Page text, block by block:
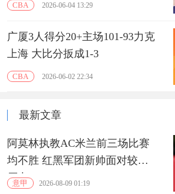
CBA 2026-06-04 13:29
广厦3人得分20+主场101-93力克
上海 大比分扳成1-3
CBA 2026-06-02 22:34
最新文章
阿莫林执教AC米兰前三场比赛
均不胜 红黑军团新帅面对较大
压力
意甲 2026-08-09 01:19